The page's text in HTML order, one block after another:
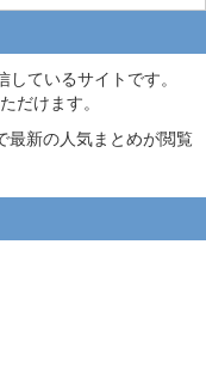
ているサイトです。
だけます。
最新の人気まとめが閲覧